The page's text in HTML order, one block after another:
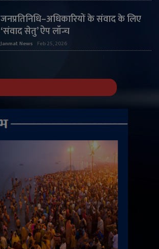
जनप्रतिनिधि–अधिकारियों के संवाद के लिए
‘संवाद सेतु’ ऐप लॉन्च
Janmat News Feb 25, 2026